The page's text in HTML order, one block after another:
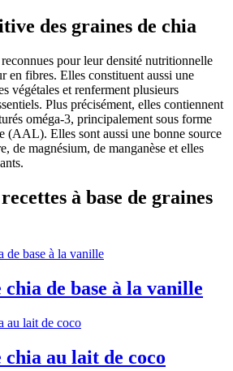
des graines de chia
pour leur densité nutritionnelle
en fibres. Elles constituent aussi une
végétales et renferment plusieurs
Plus précisément, elles contiennent
oméga-3, principalement sous forme
(AAL). Elles sont aussi une bonne source
de magnésium, de manganèse et elles
à base de graines
chia de base à la vanille
chia au lait de coco